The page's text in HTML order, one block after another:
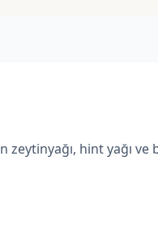
zeytinyağı, hint yağı ve